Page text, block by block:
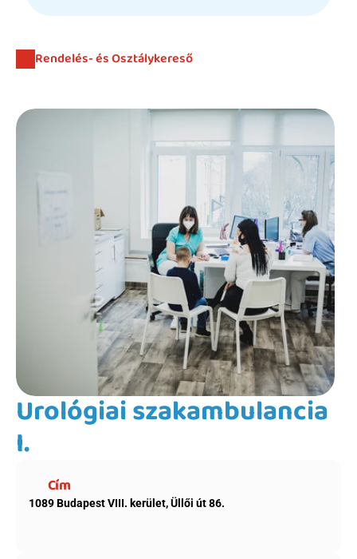
Szülőknek
HEIM Akadémia
Rendelés- és Osztálykereső
Urológiai szakambulancia
I.
Cím
1089 Budapest VIII. kerület, Üllői út 86.